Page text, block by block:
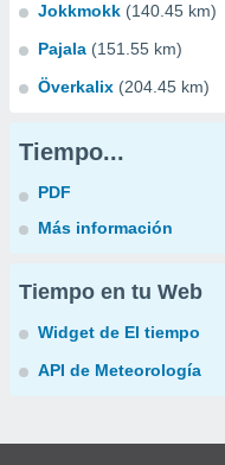
Jokkmokk (140.45 km)
Pajala (151.55 km)
Överkalix (204.45 km)
Tiempo...
PDF
Más información
Tiempo en tu Web
Widget de El tiempo
API de Meteorología